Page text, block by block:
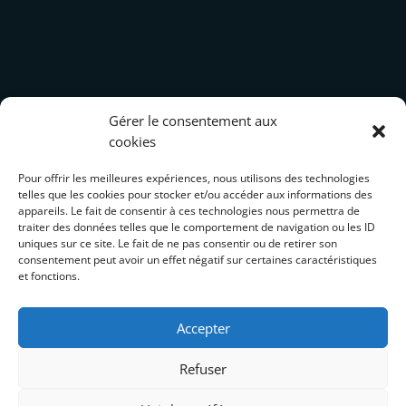
Gérer le consentement aux
cookies
Pour offrir les meilleures expériences, nous utilisons des technologies
telles que les cookies pour stocker et/ou accéder aux informations des
appareils. Le fait de consentir à ces technologies nous permettra de
traiter des données telles que le comportement de navigation ou les ID
uniques sur ce site. Le fait de ne pas consentir ou de retirer son
consentement peut avoir un effet négatif sur certaines caractéristiques
et fonctions.
Accepter
Refuser
Actus
Actu 1
Actu 2
Actu 3